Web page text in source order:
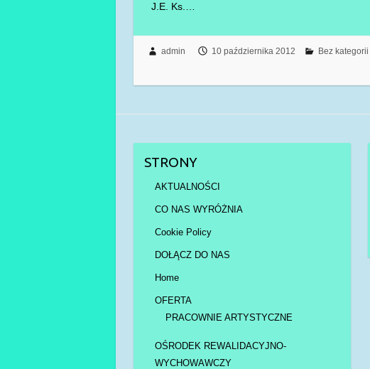
J.E. Ks.…
admin 10 października 2012 Bez kategorii
STRONY
AKTUALNOŚCI
CO NAS WYRÓŻNIA
Cookie Policy
DOŁĄCZ DO NAS
Home
OFERTA
PRACOWNIE ARTYSTYCZNE
OŚRODEK REWALIDACYJNO-
WYCHOWAWCZY